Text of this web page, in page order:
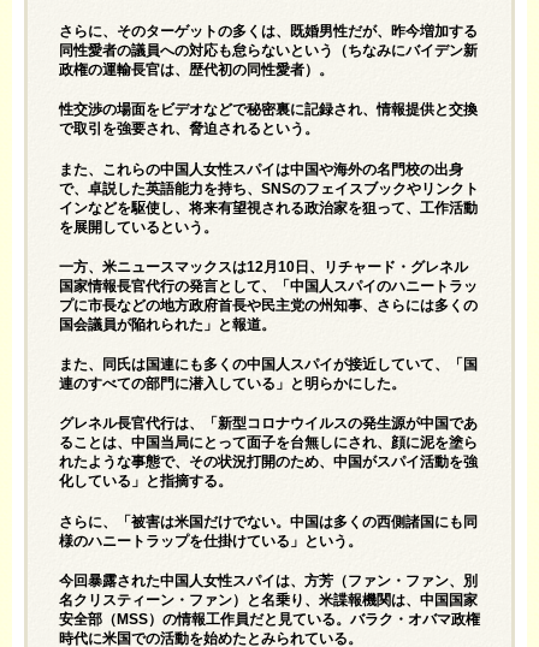
さらに、そのターゲットの多くは、既婚男性だが、昨今増加する
同性愛者の議員への対応も怠らないという（ちなみにバイデン新
政権の運輸長官は、歴代初の同性愛者）。
性交渉の場面をビデオなどで秘密裏に記録され、情報提供と交換
で取引を強要され、脅迫されるという。
また、これらの中国人女性スパイは中国や海外の名門校の出身
で、卓説した英語能力を持ち、SNSのフェイスブックやリンクト
インなどを駆使し、将来有望視される政治家を狙って、工作活動
を展開しているという。
一方、米ニュースマックスは12月10日、リチャード・グレネル
国家情報長官代行の発言として、「中国人スパイのハニートラッ
プに市長などの地方政府首長や民主党の州知事、さらには多くの
国会議員が陥れられた」と報道。
また、同氏は国連にも多くの中国人スパイが接近していて、「国
連のすべての部門に潜入している」と明らかにした。
グレネル長官代行は、「新型コロナウイルスの発生源が中国であ
ることは、中国当局にとって面子を台無しにされ、顔に泥を塗ら
れたような事態で、その状況打開のため、中国がスパイ活動を強
化している」と指摘する。
さらに、「被害は米国だけでない。中国は多くの西側諸国にも同
様のハニートラップを仕掛けている」という。
今回暴露された中国人女性スパイは、方芳（ファン・ファン、別
名クリスティーン・ファン）と名乗り、米諜報機関は、中国国家
安全部（MSS）の情報工作員だと見ている。バラク・オバマ政権
時代に米国での活動を始めたとみられている。